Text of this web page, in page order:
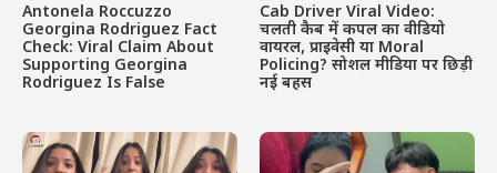
Antonela Roccuzzo
Georgina Rodriguez Fact
Check: Viral Claim About
Supporting Georgina
Rodriguez Is False
Cab Driver Viral Video:
चलती कैब में कपल का वीडियो
वायरल, प्राइवेसी या Moral
Policing? सोशल मीडिया पर छिड़ी
नई बहस